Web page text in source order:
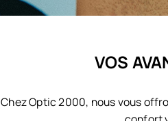
VOS
Chez Optic 2000, nous vous